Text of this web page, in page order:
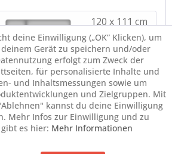
deine Einwilligung („OK” Klicken), um
Gerät zu speichern und/oder
erfolgt zum Zweck der
für personalisierte Inhalte und
und Inhaltsmessungen sowie um
und Zielgruppen. Mit
kannst du deine Einwilligung
Mehr Infos zur Einwilligung und zu
es hier: Mehr Informationen